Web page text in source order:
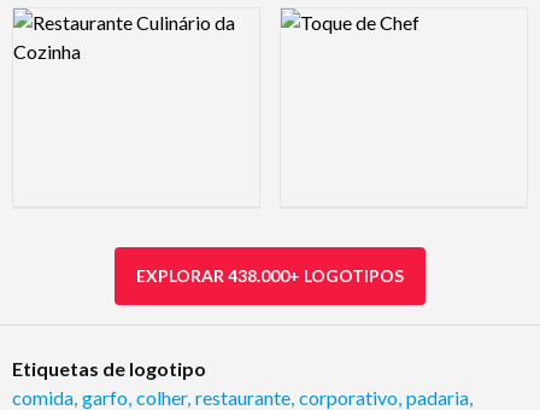
Logo Preview Image Logo Preview Image
EXPLORAR 438.000+ LOGOTIPOS
Etiquetas de logotipo
comida garfo colher, restaurante corporativo padaria